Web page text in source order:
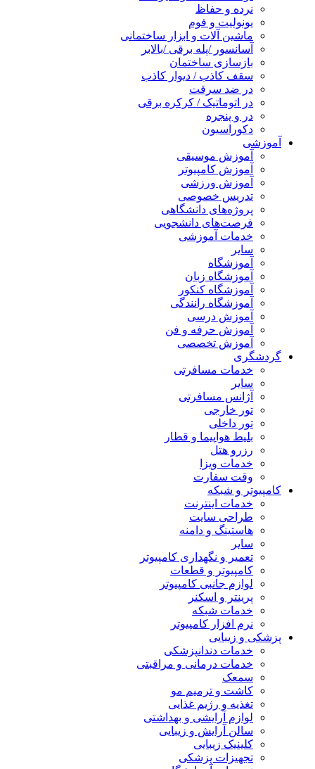
نرده و حفاظ
یونولیت و فوم
ماشین آلات و ابزار ساختمانی
آسانسور /پله برقی /بالابر
بازسازی ساختمان
سقف کاذب / دیوار کاذب
در ضد سرقت
در اتوماتیک / کرکره برقی
در و پنجره
دکوراسیون
آموزشی
آموزش موسیقی
آموزش کامپیوتر
آموزش ورزشی
تدریس خصوصی
پروژه‌های دانشگاهی
فرصت‌های دانشجویی
خدمات آموزشی
سایر
آموزشگاه
آموزشگاه زبان
آموزشگاه کنکور
آموزشگاه رانندگی
آموزش درسی
آموزش حرفه و فن
آموزش تخصصی
گردشگری
خدمات مسافرتی
سایر
آژانس مسافرتی
تور خارجی
تور داخلی
بلیط هواپیما و قطار
رزرو هتل
خدمات ویزا
وقت سفارت
کامپیوتر و شبکه
خدمات اینترنت
طراحی سایت
هاستینگ و دامنه
سایر
تعمیر و نگهداری کامپیوتر
کامپیوتر و قطعات
لوازم جانبی کامپیوتر
پرینتر و اسکنر
خدمات شبکه
نرم افزار کامپیوتر
پزشکی و زیبایی
خدمات دندانپزشکی
خدمات درمانی و مراقبتی
سمعک
کاشت و ترمیم مو
تغذیه و رژیم غذایی
لوازم آرایشی و بهداشتی
سالن آرایش و زیبایی
کلینیک زیبایی
تجهیزات پزشکی